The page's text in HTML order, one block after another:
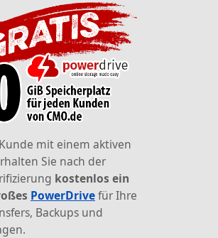
mit einem aktiven
Sie nach der
kostenlos ein
PowerDrivefür Ihre
Backups und